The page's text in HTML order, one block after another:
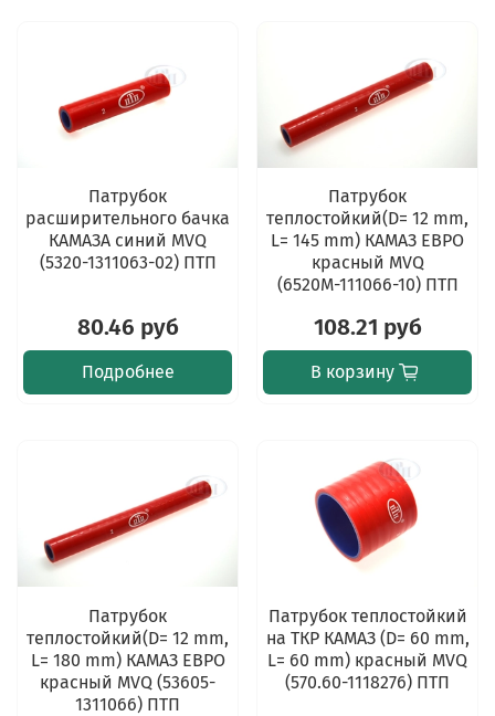
Патрубок
расширительного бачка
КАМАЗА синий MVQ
(5320-1311063-02) ПТП
80.46 руб
Подробнее
Патрубок
теплостойкий(D= 12 mm,
L= 145 mm) КАМАЗ ЕВРО
красный MVQ
(6520М-111066-10) ПТП
108.21 руб
В корзину
Патрубок
теплостойкий(D= 12 mm,
L= 180 mm) КАМАЗ ЕВРО
красный MVQ (53605-
1311066) ПТП
Патрубок теплостойкий
на ТКР КАМАЗ (D= 60 mm,
L= 60 mm) красный MVQ
(570.60-1118276) ПТП